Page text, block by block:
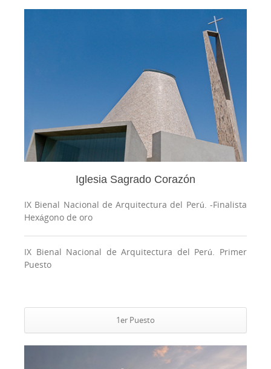
Iglesia Sagrado Corazón
IX Bienal Nacional de Arquitectura del Perú. -Finalista
Hexágono de oro
IX Bienal Nacional de Arquitectura del Perú. Primer
Puesto
1er Puesto